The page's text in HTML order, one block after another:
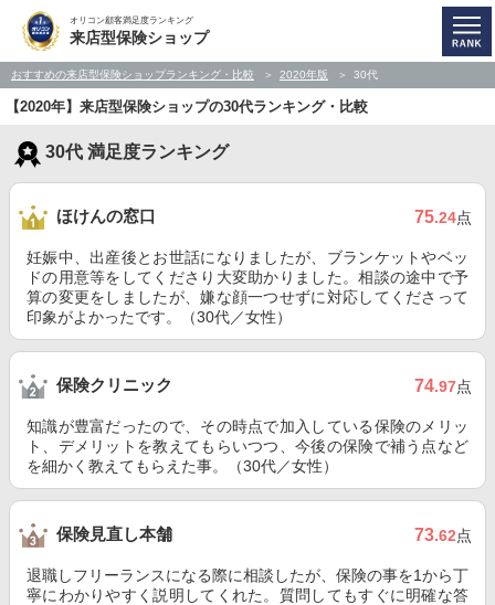
オリコン顧客満足度ランキング
来店型保険ショップ
おすすめの来店型保険ショップランキング・比較 2020年版 30代
【2020年】来店型保険ショップの30代ランキング・比較
30代 満足度ランキング
ほけんの窓口 75.24点
妊娠中、出産後とお世話になりましたが、ブランケットやベッ
ドの用意等をしてくださり大変助かりました。相談の途中で予
算の変更をしましたが、嫌な顔一つせずに対応してくださって
印象がよかったです。（30代／女性）
保険クリニック 74.97点
知識が豊富だったので、その時点で加入している保険のメリッ
ト、デメリットを教えてもらいつつ、今後の保険で補う点など
を細かく教えてもらえた事。（30代／女性）
保険見直し本舗 73.62点
退職しフリーランスになる際に相談したが、保険の事を1から丁
寧にわかりやすく説明してくれた。質問してもすぐに明確な答